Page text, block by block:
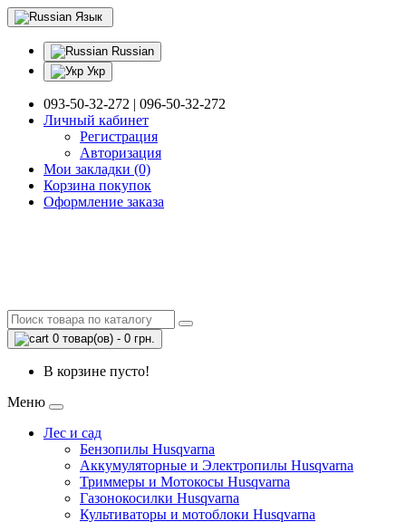
Язык
Russian
Укр
093-50-32-272 | 096-50-32-272
Личный кабинет
Регистрация
Авторизация
Мои закладки (0)
Корзина покупок
Оформление заказа
0 товар(ов) - 0 грн.
В корзине пусто!
Меню
Лес и сад
Бензопилы Husqvarna
Аккумуляторные и Электропилы Нusqvarna
Триммеры и Мотокосы Нusqvarna
Газонокосилки Husqvarna
Культиваторы и мотоблоки Husqvarna